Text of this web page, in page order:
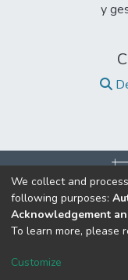
y
©2017
Institución de
por el
Cookie
We collect and
following purposes:
Acknowledgement
To learn more, please
Customize